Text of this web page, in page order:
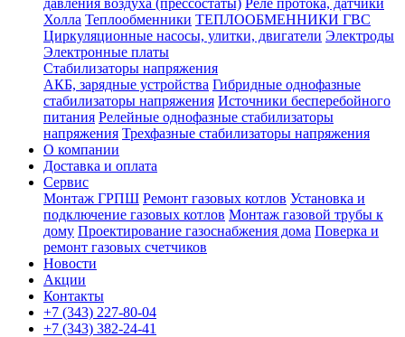
давления воздуха (прессостаты) Реле протока, датчики
Холла Теплообменники ТЕПЛООБМЕННИКИ ГВС
Циркуляционные насосы, улитки, двигатели Электроды
Электронные платы
Стабилизаторы напряжения
АКБ, зарядные устройства Гибридные однофазные
стабилизаторы напряжения Источники бесперебойного
питания Релейные однофазные стабилизаторы
напряжения Трехфазные стабилизаторы напряжения
О компании
Доставка и оплата
Сервис
Монтаж ГРПШ Ремонт газовых котлов Установка и
подключение газовых котлов Монтаж газовой трубы к
дому Проектирование газоснабжения дома Поверка и
ремонт газовых счетчиков
Новости
Акции
Контакты
+7 (343) 227-80-04
+7 (343) 382-24-41